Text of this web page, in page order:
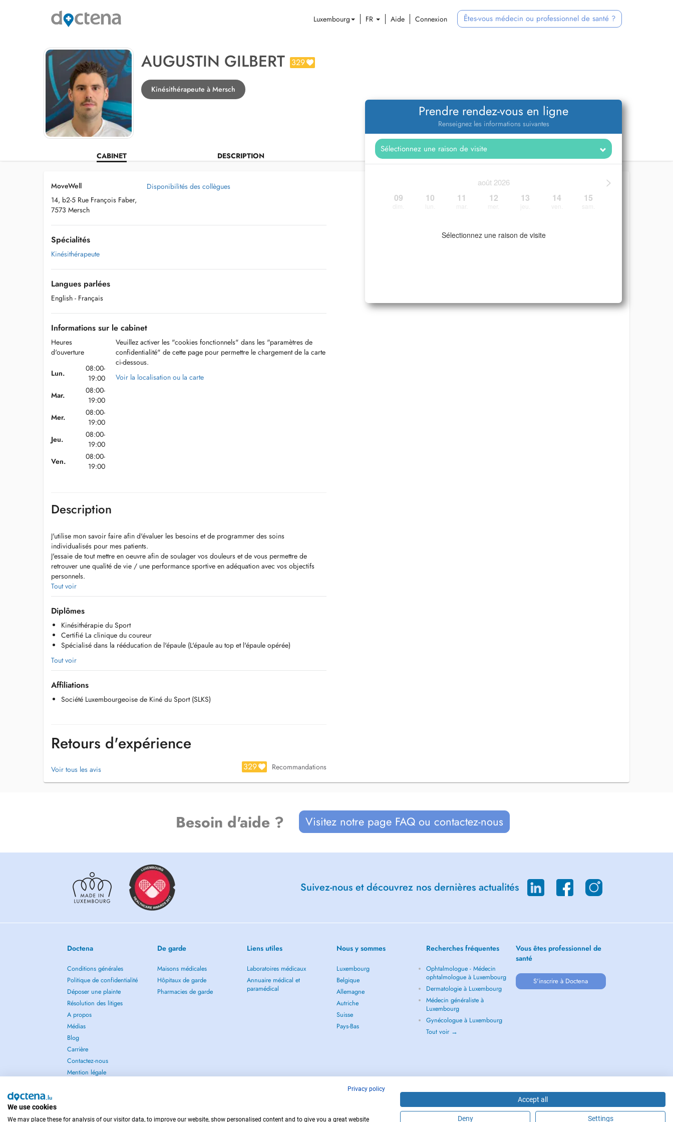
Luxembourg FR Aide Connexion Êtes-vous médecin ou professionnel de santé ?
AUGUSTIN GILBERT 329
Kinésithérapeute à Mersch
CABINET DESCRIPTION
Prendre rendez-vous en ligne
Renseignez les informations suivantes
>
août 2026
09 10 11 12 13 14 15
Sélectionnez une raison de visite
MoveWell
14, b2-5 Rue François Faber,
7573 Mersch
Disponibilités des collègues
Spécialités
Kinésithérapeute
Langues parlées
English - Français
Informations sur le cabinet
Heures
d'ouverture
Lun.
08:00-
19:00
Mar.
08:00-
19:00
Mer.
08:00-
19:00
Jeu.
08:00-
19:00
Ven.
08:00-
19:00
Veuillez activer les "cookies fonctionnels" dans les "paramètres de
confidentialité" de cette page pour permettre le chargement de la carte
ci-dessous.
Voir la localisation ou la carte
Description
J'utilise mon savoir faire afin d'évaluer les besoins et de programmer des soins
individualisés pour mes patients.
J'essaie de tout mettre en oeuvre afin de soulager vos douleurs et de vous permettre de
retrouver une qualité de vie / une performance sportive en adéquation avec vos objectifs
personnels.
Spécialisé en kinésithérapie du sport, en rééducation de l'épaule et notamment de
l'articulation temporo-mandibulaire, je serais ravi de pouvoir vous accompagner.
En cas de besoin, vous pouvez me contacter au 661318339
Tout voir
Diplômes
Kinésithérapie du Sport
Certifié La clinique du coureur
Spécialisé dans la rééducation de l'épaule (L'épaule au top et l'épaule opérée)
Tout voir
Affiliations
Société Luxembourgeoise de Kiné du Sport (SLKS)
Retours d'expérience
Voir tous les avis 329 Recommandations
Besoin d'aide ? Visitez notre page FAQ ou contactez-nous
Suivez-nous et découvrez nos dernières actualités
Doctena
Conditions générales
Politique de confidentialité
Déposer une plainte
Résolution des litiges
A propos
Médias
Blog
Carrière
Contactez-nous
Mention légale
De garde
Maisons médicales
Hôpitaux de garde
Pharmacies de garde
Liens utiles
Laboratoires médicaux
Annuaire médical et
paramédical
Nous y sommes
Luxembourg
Belgique
Allemagne
Autriche
Suisse
Pays-Bas
Recherches fréquentes
Ophtalmologue - Médecin
ophtalmologue à Luxembourg
Dermatologie à Luxembourg
Médecin généraliste à
Luxembourg
Gynécologue à Luxembourg
Tout voir →
Vous êtes professionnel de
santé
S'inscrire à Doctena
Privacy policy
We use cookies
We may place these for analysis of our visitor data, to improve our website, show personalised content and to give you a great website
Accept all
Deny Settings